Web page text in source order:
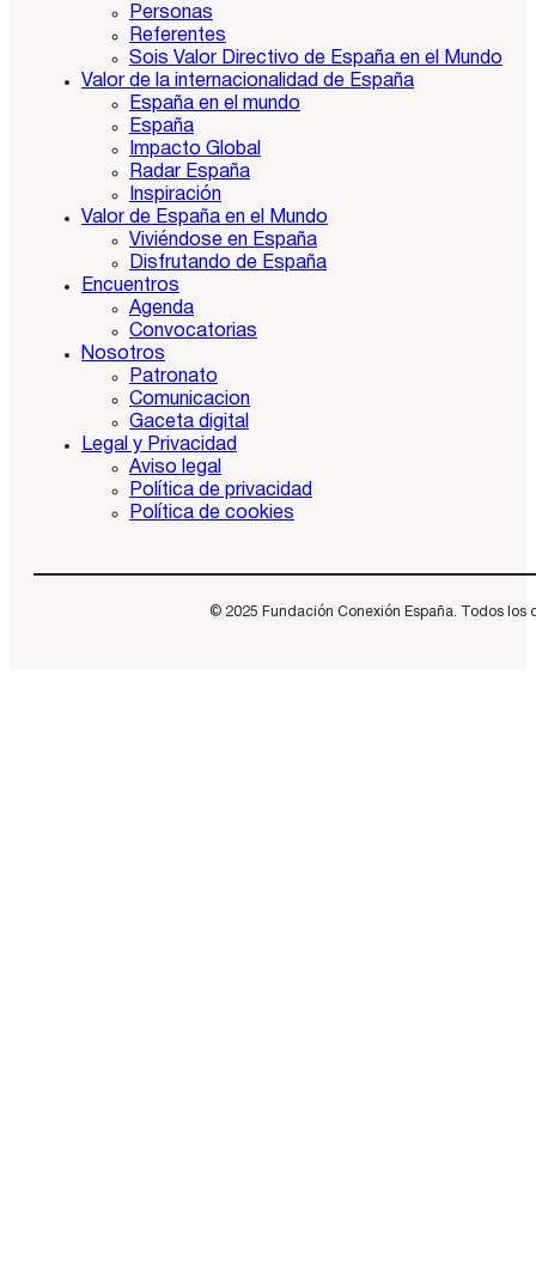
Personas
Referentes
Sois Valor Directivo de España en el Mundo
Valor de la internacionalidad de España
España en el mundo
España
Impacto Global
Radar España
Inspiración
Valor de España en el Mundo
Viviéndose en España
Disfrutando de España
Encuentros
Agenda
Convocatorias
Nosotros
Patronato
Comunicacion
Gaceta digital
Legal y Privacidad
Aviso legal
Política de privacidad
Política de cookies
© 2025 Fundación Conexión España. Todos los